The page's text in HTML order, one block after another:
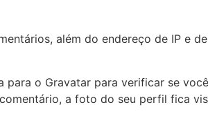
além do endereço de IP e
o Gravatar para verificar se
a foto do seu perfil fica